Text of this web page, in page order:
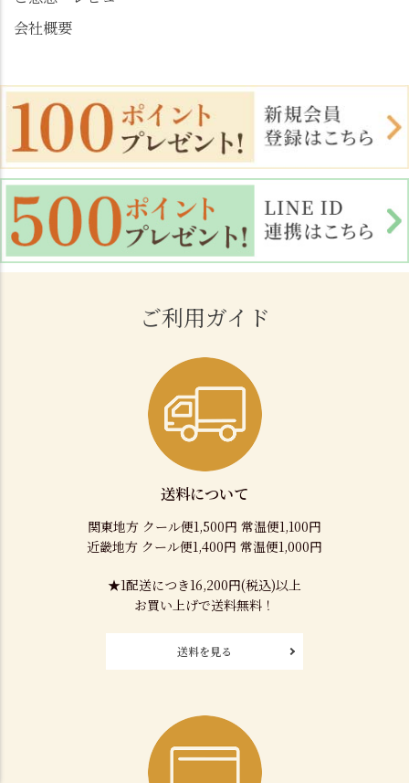
会社概要
ご利用ガイド
送料について
関東地方 クール便1,500円 常温便1,100円
近畿地方 クール便1,400円 常温便1,000円
★1配送につき16,200円(税込)以上
お買い上げで送料無料！
送料を見る